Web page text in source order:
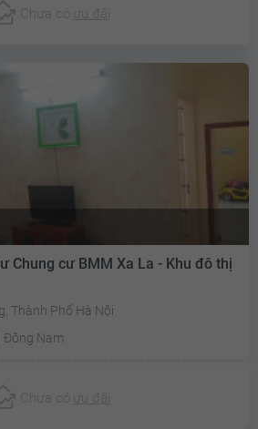
Chưa có ưu đãi
Chung cư BMM Xa La - Khu đô thị
Thành Phố Hà Nội
Đông Nam
Chưa có ưu đãi